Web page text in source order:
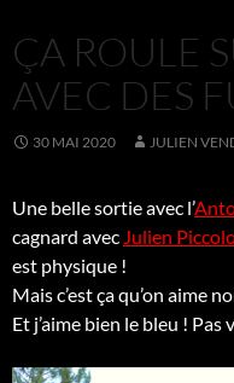
ÇA ROULE
AVEC DES
30 MAI 2020 JULIEN
Une belle sortie avec l’
cagnard avec Julien
est physique !
Mais c’est ça qu’on aime
Et j’aime bien le bleu ! Pas